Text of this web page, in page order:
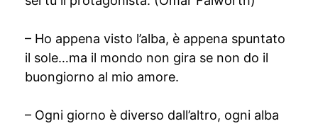
– Ho appena visto l’alba, è appena spuntato
il sole…ma il mondo non gira se non do il
buongiorno al mio amore.
– Ogni giorno è diverso dall’altro, ogni alba